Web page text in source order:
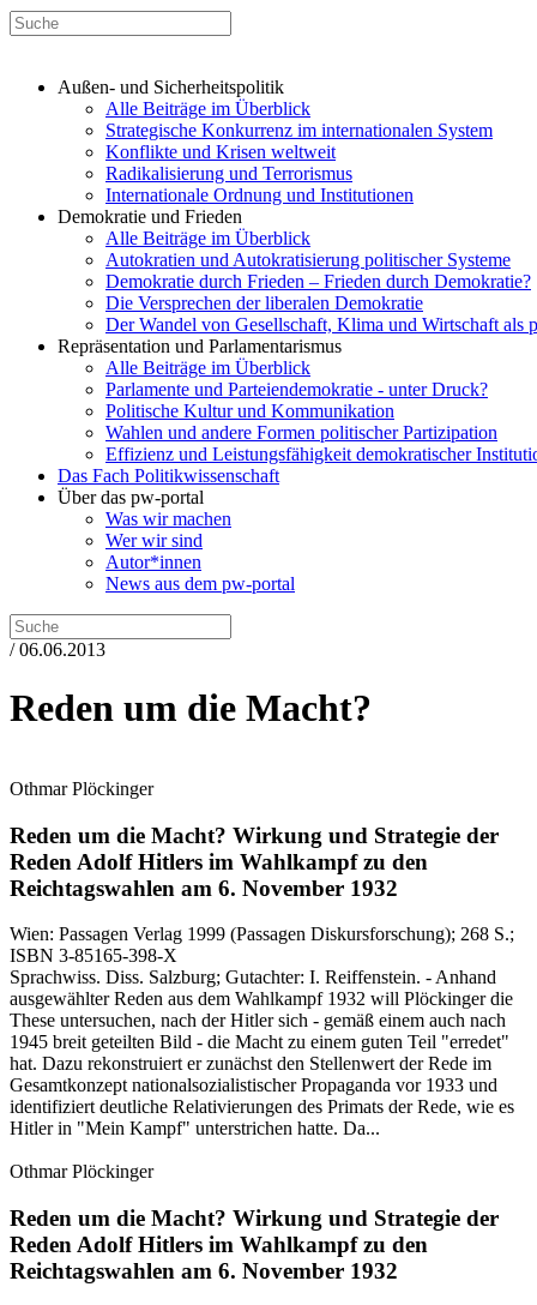
Außen- und Sicherheitspolitik
Alle Beiträge im Überblick
Strategische Konkurrenz im internationalen System
Konflikte und Krisen weltweit
Radikalisierung und Terrorismus
Internationale Ordnung und Institutionen
Demokratie und Frieden
Alle Beiträge im Überblick
Autokratien und Autokratisierung politischer Systeme
Demokratie durch Frieden – Frieden durch Demokratie?
Die Versprechen der liberalen Demokratie
Der Wandel von Gesellschaft, Klima und Wirtschaft als
Repräsentation und Parlamentarismus
Alle Beiträge im Überblick
Parlamente und Parteiendemokratie - unter Druck?
Politische Kultur und Kommunikation
Wahlen und andere Formen politischer Partizipation
Effizienz und Leistungsfähigkeit demokratischer
Das Fach Politikwissenschaft
Über das pw-portal
Was wir machen
Wer wir sind
Autor*innen
News aus dem pw-portal
/ 06.06.2013
Reden um die Macht?
Othmar Plöckinger
Reden um die Macht? Wirkung und Strategie der
Reden Adolf Hitlers im Wahlkampf zu den
Reichtagswahlen am 6. November 1932
Wien: Passagen Verlag 1999 (Passagen Diskursforschung); 268 S.;
ISBN 3-85165-398-X
Sprachwiss. Diss. Salzburg; Gutachter: I. Reiffenstein. - Anhand
ausgewählter Reden aus dem Wahlkampf 1932 will Plöckinger die
These untersuchen, nach der Hitler sich - gemäß einem auch nach
1945 breit geteilten Bild - die Macht zu einem guten Teil "erredet"
hat. Dazu rekonstruiert er zunächst den Stellenwert der Rede im
Gesamtkonzept nationalsozialistischer Propaganda vor 1933 und
identifiziert deutliche Relativierungen des Primats der Rede, wie es
Hitler in "Mein Kampf" unterstrichen hatte. Da...
Othmar Plöckinger
Reden um die Macht? Wirkung und Strategie der
Reden Adolf Hitlers im Wahlkampf zu den
Reichtagswahlen am 6. November 1932